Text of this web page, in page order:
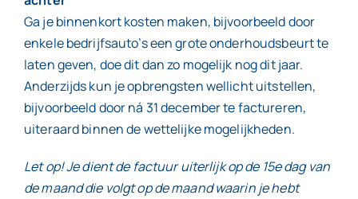
Ga je binnenkort kosten maken, bijvoorbeeld door
enkele bedrijfsauto’s een grote onderhoudsbeurt te
laten geven, doe dit dan zo mogelijk nog dit jaar.
Anderzijds kun je opbrengsten wellicht uitstellen,
bijvoorbeeld door ná 31 december te factureren,
uiteraard binnen de wettelijke mogelijkheden.
Let op! Je dient de factuur uiterlijk op de 15e dag van
de maand die volgt op de maand waarin je hebt